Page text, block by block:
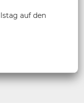
auf den